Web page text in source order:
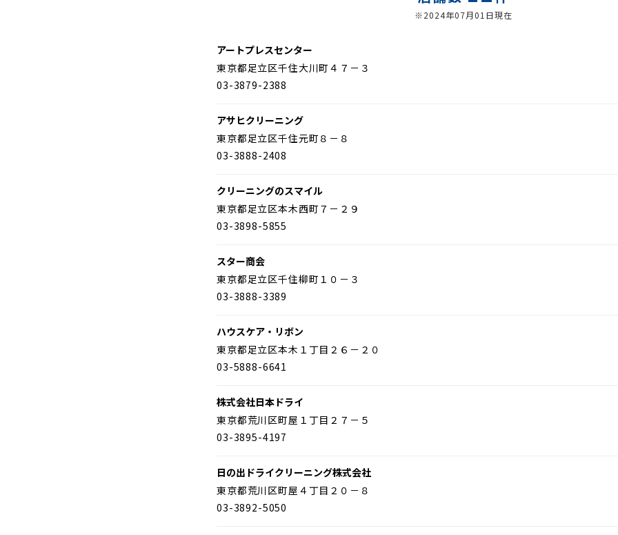
※2024年07月01日現在
アートプレスセンター
東京都足立区千住大川町４７－３
03-3879-2388
アサヒクリーニング
東京都足立区千住元町８－８
03-3888-2408
クリーニングのスマイル
東京都足立区本木西町７－２９
03-3898-5855
スター商会
東京都足立区千住柳町１０－３
03-3888-3389
ハウスケア・リボン
東京都足立区本木１丁目２６－２０
03-5888-6641
株式会社日本ドライ
東京都荒川区町屋１丁目２７－５
03-3895-4197
日の出ドライクリーニング株式会社
東京都荒川区町屋４丁目２０－８
03-3892-5050